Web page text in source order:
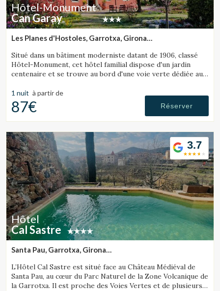
Hôtel-Monument
Can Garay
Les Planes d'Hostoles, Garrotxa, Girona
Situé dans un bâtiment moderniste datant de 1906, classé
Hôtel-Monument, cet hôtel familial dispose d'un jardin
centenaire et se trouve au bord d'une voie verte dédiée au
1 nuit à partir de
87€ Réserver
3.7
Hôtel
Cal Sastre
Santa Pau, Garrotxa, Girona
L’Hôtel Cal Sastre est situé face au Château Médiéval de
Santa Pau, au cœur du Parc Naturel de la Zone Volcanique de
la Garrotxa. Il est proche des Voies Vertes et de plusieurs